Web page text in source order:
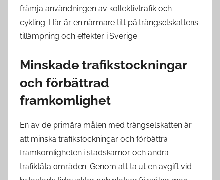
främja användningen av kollektivtrafik och
cykling. Här är en närmare titt på trängselskattens
tillämpning och effekter i Sverige.
Minskade trafikstockningar
och förbättrad
framkomlighet
En av de primära målen med trängselskatten är
att minska trafikstockningar och förbättra
framkomligheten i stadskärnor och andra
trafiktäta områden. Genom att ta ut en avgift vid